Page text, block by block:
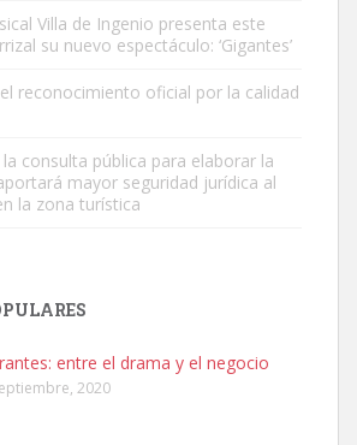
para mi perra. Pastor alemán,
motivos personales ...
Villa de Ingenio presenta este
su nuevo espectáculo: ‘Gigantes’
reconocimiento oficial por la calidad
consulta pública para elaborar la
mayor seguridad jurídica al
la zona turística
entre el drama y el negocio
2020